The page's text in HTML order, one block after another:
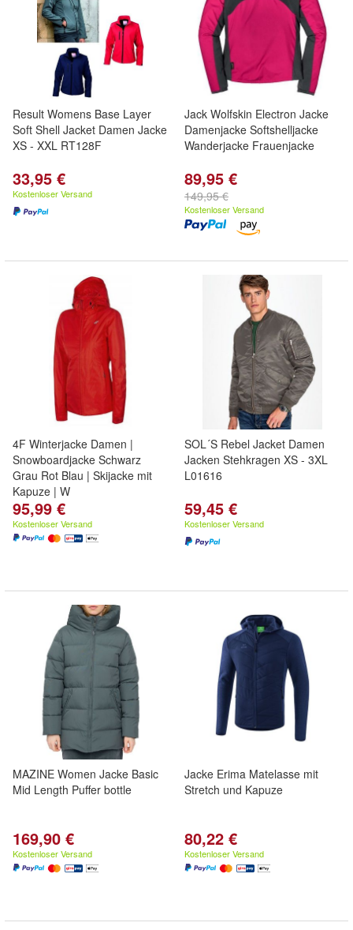
Result Womens Base Layer
Soft Shell Jacket Damen Jacke
XS - XXL RT128F
33,95 €
Kostenloser Versand
Jack Wolfskin Electron Jacke
Damenjacke Softshelljacke
Wanderjacke Frauenjacke
89,95 €
149,95 €
Kostenloser Versand
4F Winterjacke Damen |
Snowboardjacke Schwarz
Grau Rot Blau | Skijacke mit
Kapuze | W
95,99 €
Kostenloser Versand
SOL´S Rebel Jacket Damen
Jacken Stehkragen XS - 3XL
L01616
59,45 €
Kostenloser Versand
MAZINE Women Jacke Basic
Mid Length Puffer bottle
169,90 €
Kostenloser Versand
Jacke Erima Matelasse mit
Stretch und Kapuze
80,22 €
Kostenloser Versand